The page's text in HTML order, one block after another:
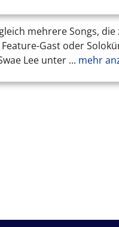
mehrere Songs, die
Gast oder
Lee unter ... mehr